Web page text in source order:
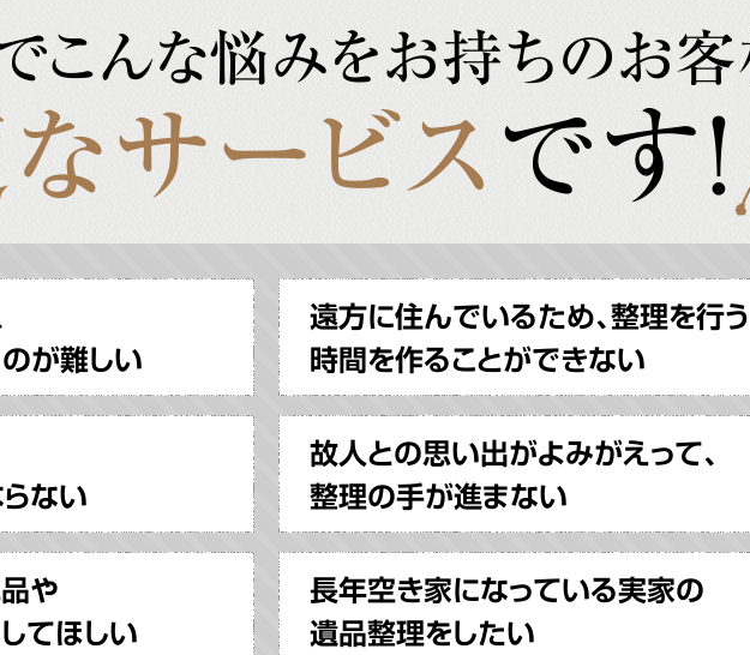
こんな悩みをお持ちのお客
サービスです!
が難しい
遠方に住んでいるため、整理を行う
時間を作ることができない
ない
故人との思い出がよみがえって、
整理の手が進まない
や
てほしい
長年空き家になっている実家の
遺品整理をしたい